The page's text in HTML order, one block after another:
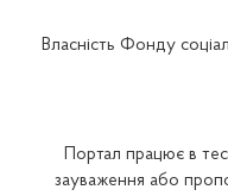
Закарпатське відділення
Власність Фонду
Портал працює в
зауваження або